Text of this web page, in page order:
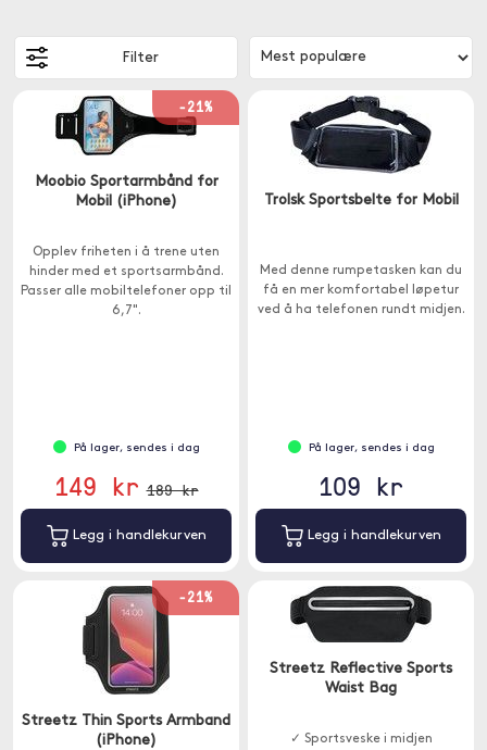
Filter
-21%
Moobio Sportarmbånd for
Mobil (iPhone)
Opplev friheten i å trene uten
hinder med et sportsarmbånd.
Passer alle mobiltelefoner opp til
6,7".
På lager, sendes i dag
149 kr 189 kr
Legg i handlekurven
Trolsk Sportsbelte for Mobil
Med denne rumpetasken kan du
få en mer komfortabel løpetur
ved å ha telefonen rundt midjen.
På lager, sendes i dag
109 kr
Legg i handlekurven
-21%
Streetz Thin Sports Armband
(iPhone)
Streetz Reflective Sports
Waist Bag
✓ Sportsveske i midjen